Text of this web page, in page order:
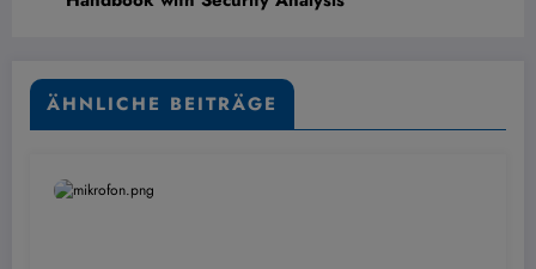
ÄHNLICHE BEITRÄGE